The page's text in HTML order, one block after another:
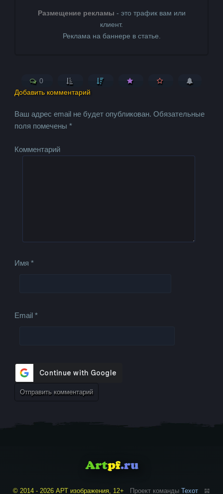
Размещение рекламы - это трафик вам или
клиент.
Реклама на баннере в статье.
0
Добавить комментарий
Ваш адрес email не будет опубликован. Обязательные
поля помечены*
Комментарий
Имя*
Email*
© 2014 - 2026 АРТ изображения, 12+ Проект команды Техот 𝌴